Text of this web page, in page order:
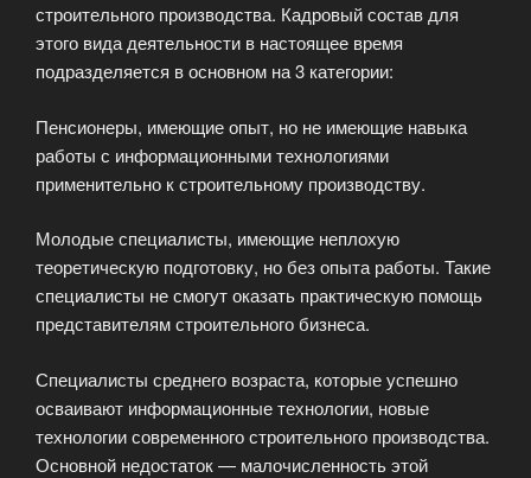
строительного производства. Кадровый состав для
этого вида деятельности в настоящее время
подразделяется в основном на 3 категории:
Пенсионеры, имеющие опыт, но не имеющие навыка
работы с информационными технологиями
применительно к строительному производству.
Молодые специалисты, имеющие неплохую
теоретическую подготовку, но без опыта работы. Такие
специалисты не смогут оказать практическую помощь
представителям строительного бизнеса.
Специалисты среднего возраста, которые успешно
осваивают информационные технологии, новые
технологии современного строительного производства.
Основной недостаток — малочисленность этой